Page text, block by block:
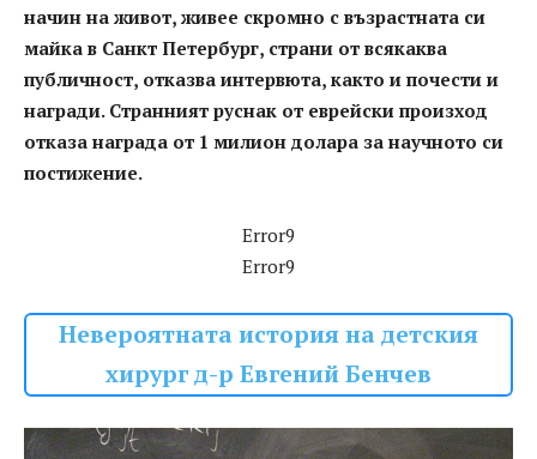
начин на живот, живее скромно с възрастната си
майка в Санкт Петербург, страни от всякаква
публичност, отказва интервюта, както и почести и
награди. Странният руснак от еврейски произход
отказа награда от 1 милион долара за научното си
постижение.
Error9
Error9
Невероятната история на детския
хирург д-р Евгений Бенчев